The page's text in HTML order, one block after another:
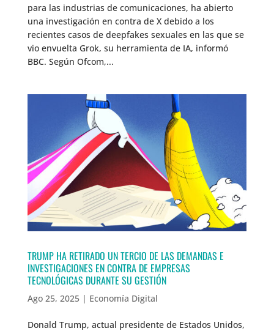
para las industrias de comunicaciones, ha abierto
una investigación en contra de X debido a los
recientes casos de deepfakes sexuales en las que se
vio envuelta Grok, su herramienta de IA, informó
BBC. Según Ofcom,...
TRUMP HA RETIRADO UN TERCIO DE LAS DEMANDAS E
INVESTIGACIONES EN CONTRA DE EMPRESAS
TECNOLÓGICAS DURANTE SU GESTIÓN
Ago 25, 2025| Economía Digital
Donald Trump, actual presidente de Estados Unidos,